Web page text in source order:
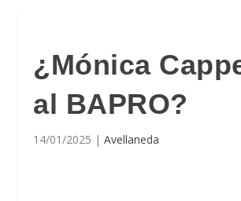
¿Mónica
al BAPRO?
14/01/2025 |Avellaneda